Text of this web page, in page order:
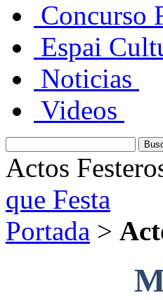
Concurso
Espai
Noticias
Videos
Actos
que Festa
Portada >